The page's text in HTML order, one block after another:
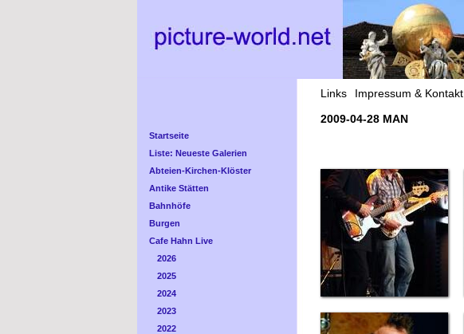
Links Impressum & Kontakt
Startseite
Liste: Neueste Galerien
Abteien-Kirchen-Klöster
Antike Stätten
Bahnhöfe
Burgen
Cafe Hahn Live
2026
2025
2024
2023
2022
2009-04-28 MAN